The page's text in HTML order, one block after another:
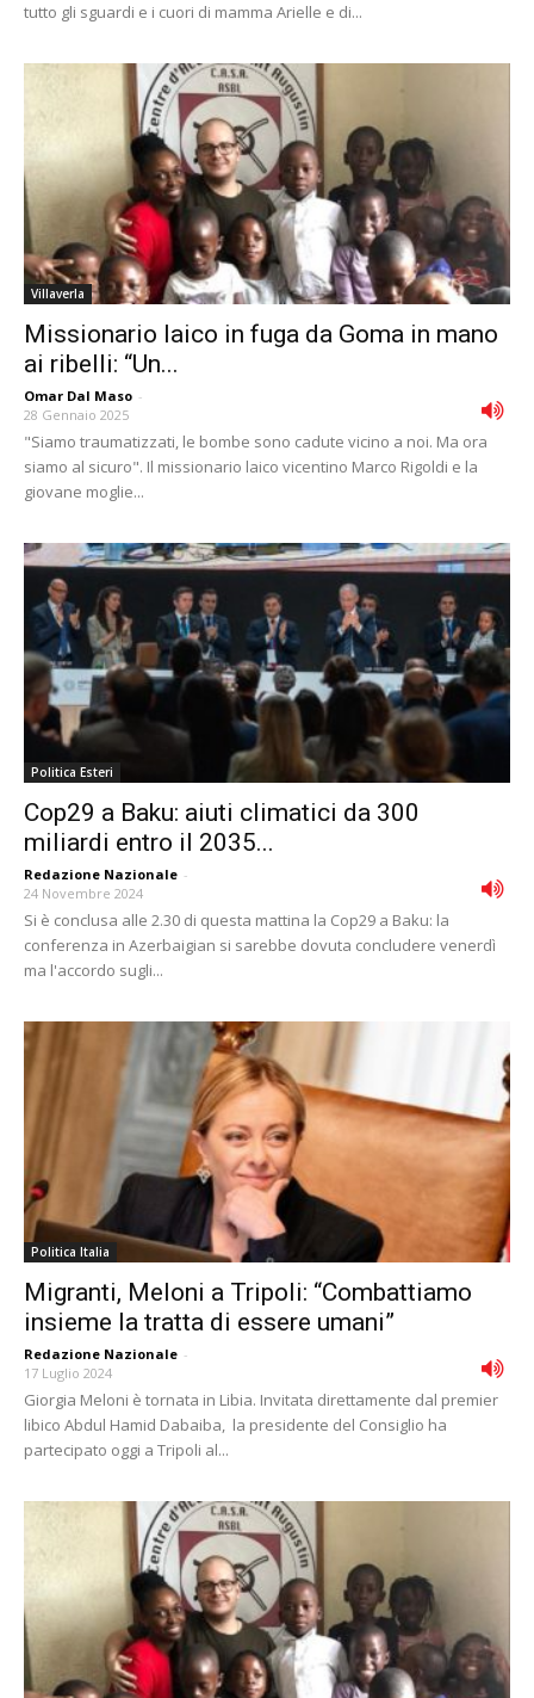
tutto gli sguardi e i cuori di mamma Arielle e di...
Villaverla
Missionario laico in fuga da Goma in mano
ai ribelli: “Un...
Omar Dal Maso -
28 Gennaio 2025
"Siamo traumatizzati, le bombe sono cadute vicino a noi. Ma ora
siamo al sicuro". Il missionario laico vicentino Marco Rigoldi e la
giovane moglie...
Politica Esteri
Cop29 a Baku: aiuti climatici da 300
miliardi entro il 2035...
Redazione Nazionale -
24 Novembre 2024
Si è conclusa alle 2.30 di questa mattina la Cop29 a Baku: la
conferenza in Azerbaigian si sarebbe dovuta concludere venerdì
ma l'accordo sugli...
Politica Italia
Migranti, Meloni a Tripoli: “Combattiamo
insieme la tratta di essere umani”
Redazione Nazionale -
17 Luglio 2024
Giorgia Meloni è tornata in Libia. Invitata direttamente dal premier
libico Abdul Hamid Dabaiba, la presidente del Consiglio ha
partecipato oggi a Tripoli al...